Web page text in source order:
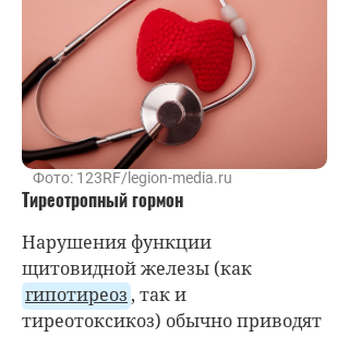
Фото: 123RF/legion-media.ru
Тиреотропный гормон
Нарушения функции
щитовидной железы (как
гипотиреоз , так и
тиреотоксикоз) обычно приводят